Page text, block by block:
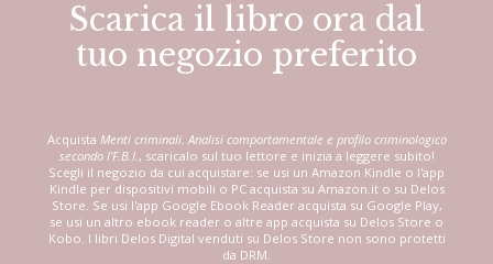
Scarica il libro ora dal
tuo negozio preferito
Acquista Menti criminali. Analisi comportamentale e profilo criminologico
secondo l’F.B.I. , scaricalo sul tuo lettore e inizia a leggere subito!
Scegli il negozio da cui acquistare: se usi un Amazon Kindle o l'app
Kindle per dispositivi mobili o PC acquista su Amazon.it o su Delos
Store. Se usi l'app Google Ebook Reader acquista su Google Play,
se usi un altro ebook reader o altre app acquista su Delos Store o
Kobo. I libri Delos Digital venduti su Delos Store non sono protetti
da DRM.